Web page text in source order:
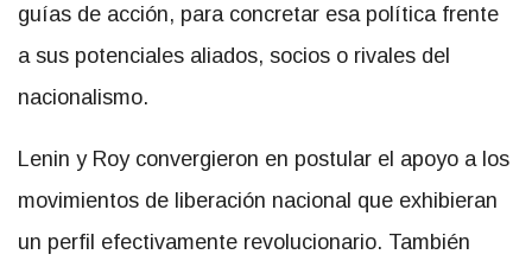
guías de acción, para concretar esa política frente
a sus potenciales aliados, socios o rivales del
nacionalismo.
Lenin y Roy convergieron en postular el apoyo a los
movimientos de liberación nacional que exhibieran
un perfil efectivamente revolucionario. También